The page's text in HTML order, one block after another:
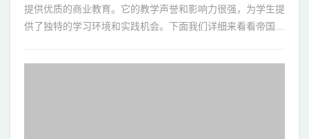
提供优质的商业教育。它的教学声誉和影响力很强，为学生提
供了独特的学习环境和实践机会。下面我们详细来看看帝国理